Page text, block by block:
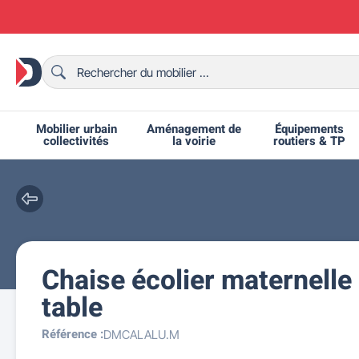
Mobilier urbain
collectivités
Bancs urbains
Aménagement de
la voirie
Bornes et potelets urbains
Équipements
routiers & TP
Ralentisseurs routiers
Grilles d'exposition
Fêtes et événements
Chaises de collectivité
Mobilier intérieur CHR
Chaises et bancs scolaires
Tables de ping-pong
Chaise écolier
table
Référence :DMCALALU.M